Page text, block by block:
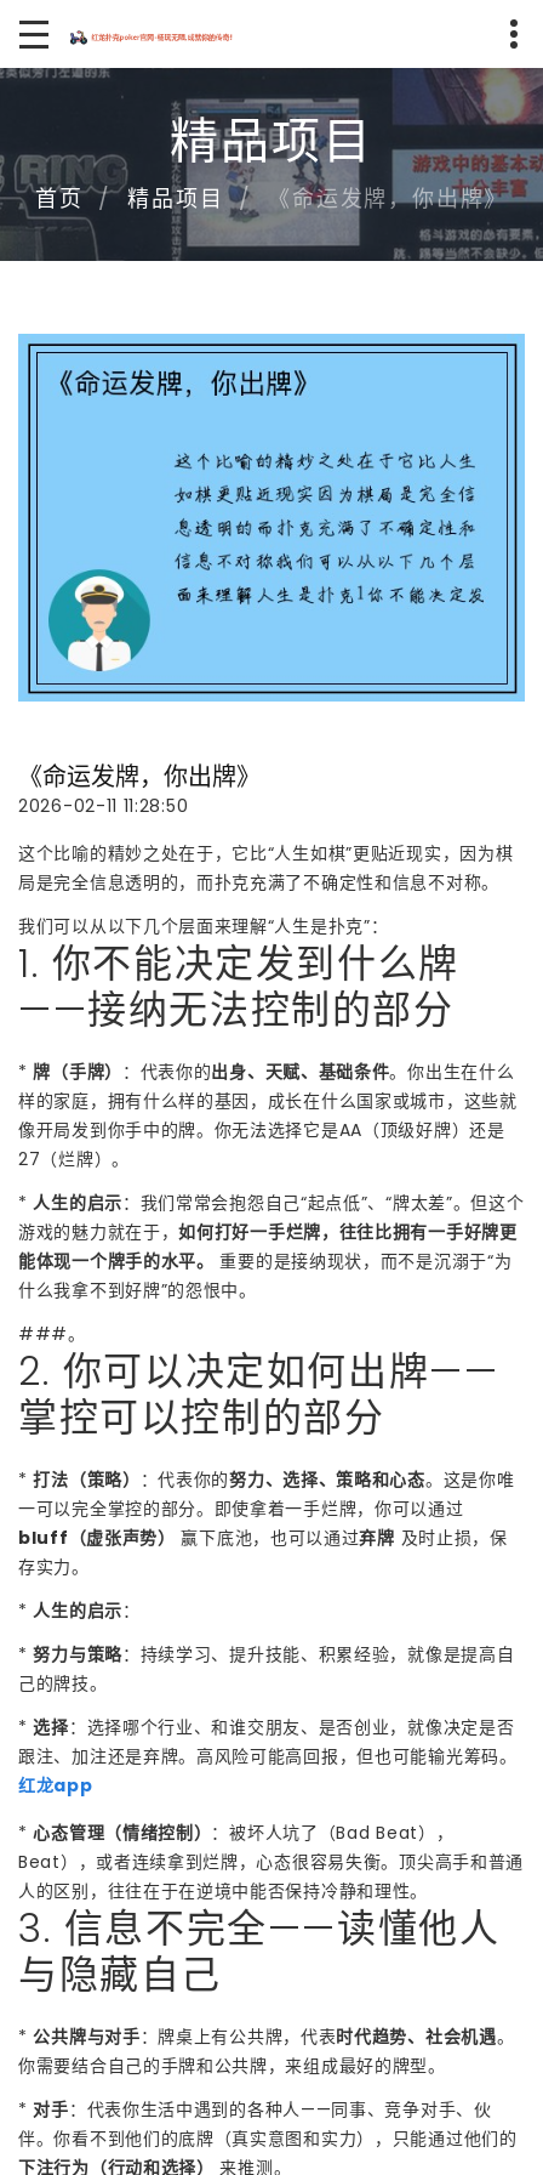
精品项目
首页 精品项目 《命运发牌，你出牌》
《命运发牌，你出牌》
2026-02-11 11:28:50
这个比喻的精妙之处在于，它比“人生如棋”更贴近现实，因为棋
局是完全信息透明的，而扑克充满了不确定性和信息不对称。
我们可以从以下几个层面来理解“人生是扑克”：
1. 你不能决定发到什么牌
——接纳无法控制的部分
* 牌（手牌） ：代表你的出身、天赋、基础条件。你出生在什么
样的家庭，拥有什么样的基因，成长在什么国家或城市，这些就
像开局发到你手中的牌。你无法选择它是AA（顶级好牌）还是
27（烂牌）。
*人生的启示：我们常常会抱怨自己“起点低”、“牌太差”。但这个
游戏的魅力就在于，如何打好一手烂牌，往往比拥有一手好牌更
能体现一个牌手的水平。
重要的是接纳现状，而不是沉溺于“为
什么我拿不到好牌”的怨恨中。
###。
2. 你可以决定如何出牌——
掌控可以控制的部分
*打法（策略） ：代表你的努力、选择、策略和心态。这是你唯
一可以完全掌控的部分。即使拿着一手烂牌，你可以通过
bluff（虚张声势）
赢下底池，也可以通过弃牌 及时止损，保
存实力。
*人生的启示：
*努力与策略：持续学习、提升技能、积累经验，就像是提高自
己的牌技。
*选择：选择哪个行业、和谁交朋友、是否创业，就像决定是否
跟注、加注还是弃牌。高风险可能高回报，但也可能输光筹码。
红龙app
*心态管理（情绪控制） ：被坏人坑了（Bad Beat），
Beat），或者连续拿到烂牌，心态很容易失衡。顶尖高手和普通
人的区别，往往在于在逆境中能否保持冷静和理性。
3. 信息不完全——读懂他人
与隐藏自己
*公共牌与对手：牌桌上有公共牌，代表时代趋势、社会机遇。
你需要结合自己的手牌和公共牌，来组成最好的牌型。
* 对手：代表你生活中遇到的各种人——同事、竞争对手、伙
伴。你看不到他们的底牌（真实意图和实力），只能通过他们的
下注行为（行动和选择）
来推测。